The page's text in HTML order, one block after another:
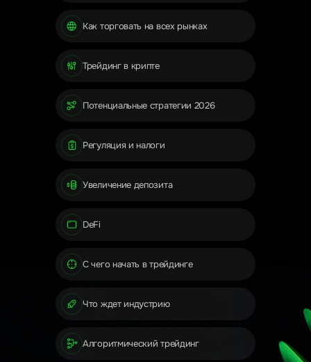
Регуляция и налоги
Как торговать на всех рынках
Потенциальные стратегии 2026
Увеличение депозита
Трейдинг в крипте
Что ждет индустрию
С чего начать в трейдинге
Алгоритмический трейдинг
DeFi